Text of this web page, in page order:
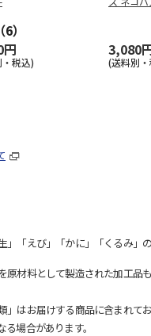
（6）
税込)
3,080
(送料別
「えび」「かに」「くるみ」
材料として製造された加工品
はお届けする商品に含まれてお
場合があります。